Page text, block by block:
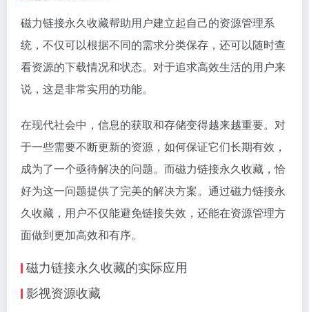
磁力链接永久收藏帮助用户建立起自己的资源管理系
统，不仅可以根据不同的需求分类保存，还可以随时查
看资源的下载情况和状态。对于追求高效生活的用户来
说，这是非常实用的功能。
在现代社会中，信息的获取和存储变得越来越重要。对
于一些需要不断更新的资源，如何保证它们长期有效，
成为了一个亟待解决的问题。而磁力链接永久收藏，恰
好为这一问题提供了完美的解决方案。通过磁力链接永
久收藏，用户不仅能避免链接失效，还能在资源管理方
面做到更加高效和有序。
磁力链接永久收藏的实际应用
影视资源收藏